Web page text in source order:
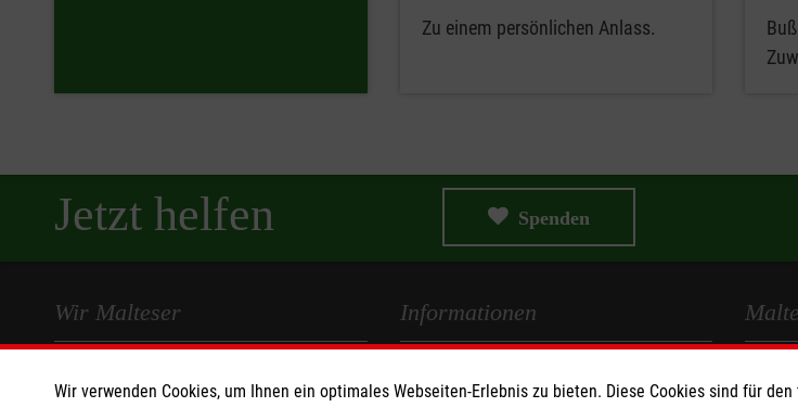
Zu einem persönlichen Anlass.
Jetzt helfen Spenden
Wir Malteser Informationen
Wir verwenden Cookies, um Ihnen ein optimales Webseiten-Erlebnis zu bieten. Diese Cookies sind für